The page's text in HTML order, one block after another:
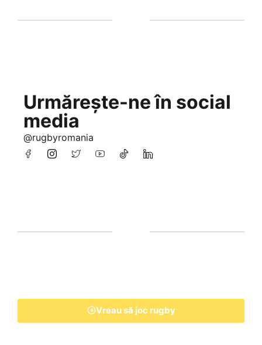
Urmărește-ne în social
media
@rugbyromania
Vreau să joc rugby